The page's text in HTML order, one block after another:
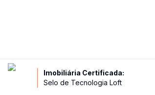
Imobiliária Certificada:
Selo de Tecnologia Loft